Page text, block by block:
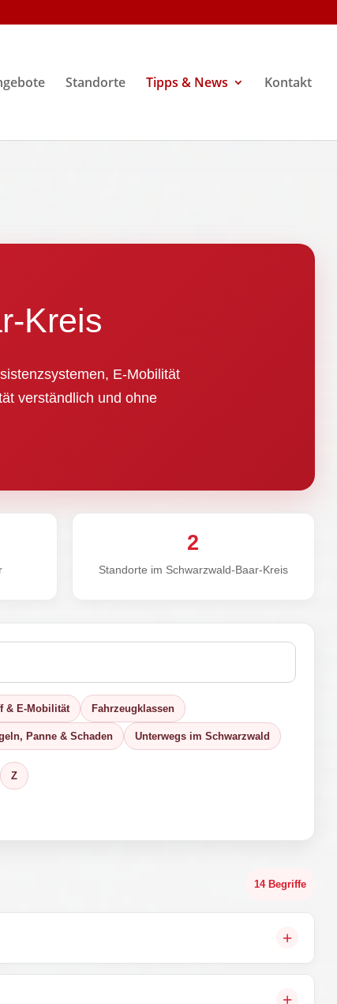
Standorte Tipps & News Kontakt
Kreis
E-Mobilität
verständlich und ohne
2
Standorte im Schwarzwald-Baar-Kreis
& E-Mobilität Fahrzeugklassen
Panne & Schaden Unterwegs im Schwarzwald
Z
14 Begriffe